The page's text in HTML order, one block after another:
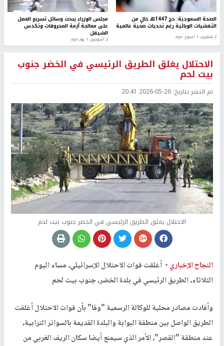
الصحة السعودية: حج 1447هـ خالٍ من
التفشيات الوبائية رغم تحديات صحية عالمية
2 شهرين، 1 اسبوع. ago
مجلس الوزراء يبحث وسائل تسريع العمل
على معالجة أزمة المحروقات وتكدس
الشيقل
2 أسبوعين، 1 يوم ago
الاحتلال يغلق الطريق الرئيسي في الخضر جنوب
بيت لحم
تم النشر بتاريخ: 2026-05-26 20:41
الاحتلال يغلق الطريق الرئيسي في الخضر جنوب بيت لحم
النجاح الإخباري - أغلقت قوات الاحتلال الإسرائيلي، مساء اليوم
الثلاثاء، الطريق الرئيسي في بلدة الخضر، جنوب بيت لحم
وأفادت مصادر محلية للوكالة الرسمية "وفا" بأن قوات الاحتلال أغلقت
الطريق الواصل بين منطقة البوابة والبلدة القديمة بالسواتر الترابية،
عند منطقة "القصر"، الأمر الذي سيمنع أيضا سكان الريف الغربي من